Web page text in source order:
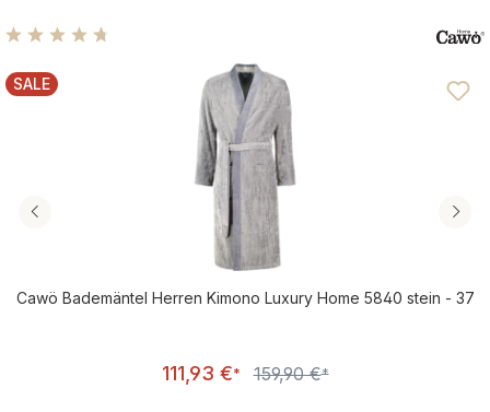
Durchschnittliche Bewertung von 4.81 von 5 Sternen
RABATT
SALE
Cawö Bademäntel Herren Kimono Luxury Home 5840 stein - 37
Verkaufspreis:
111,93 €* Regulärer Preis:
159,90 €*